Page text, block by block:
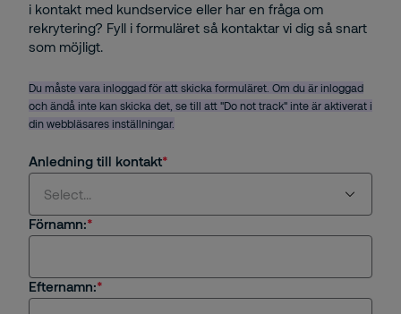
i kontakt med kundservice eller har en fråga om
rekrytering? Fyll i formuläret så kontaktar vi dig så snart
som möjligt.
Du måste vara inloggad för att skicka formuläret. Om du är inloggad
och ändå inte kan skicka det, se till att "Do not track" inte är aktiverat i
din webbläsares inställningar.
Anledning till kontakt
Select...
Jag är intresserad av en tjänst eller
säkerhetslösning från Securitas
Förnamn:
Efternamn: